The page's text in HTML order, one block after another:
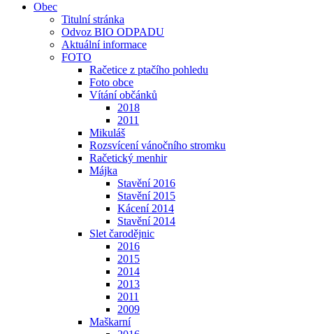
Obec
Titulní stránka
Odvoz BIO ODPADU
Aktuální informace
FOTO
Račetice z ptačího pohledu
Foto obce
Vítání občánků
2018
2011
Mikuláš
Rozsvícení vánočního stromku
Račetický menhir
Májka
Stavění 2016
Stavění 2015
Kácení 2014
Stavění 2014
Slet čarodějnic
2016
2015
2014
2013
2011
2009
Maškarní